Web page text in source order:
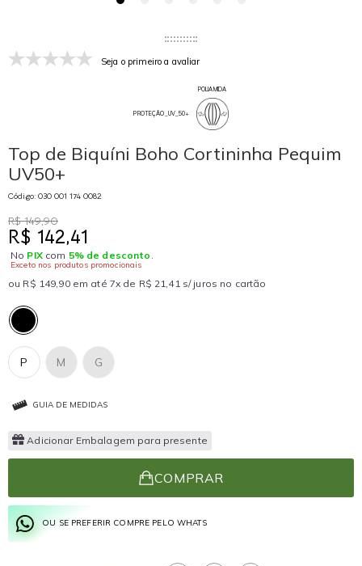
Seja o primeiro a avaliar
PROTEÇÃO_UV_50+
POLIAMIDA
Top de Biquíni Boho Cortininha Pequim
UV50+
Código: 030 001 174 0082
R$ 149,90
R$ 142,41
No PIXcom 5% de desconto .
Exceto nos produtos promocionais
ou R$ 149,90 em até 7x de R$ 21,41 s/ juros no cartão
P G
M
GUIA DE MEDIDAS
Adicionar Embalagem para presente
COMPRAR
OU SE PREFERIR COMPRE PELO WHATS